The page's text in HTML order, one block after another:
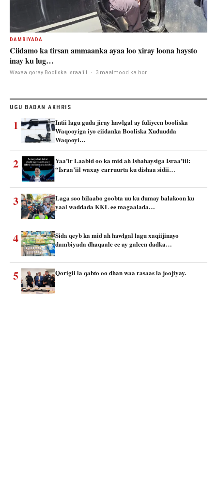
DAMBIYADA
Ciidamo ka tirsan ammaanka ayaa loo xiray loona haysto
inay ku lug…
Waxaa qoray Booliska Israa'iil · 3 maalmood ka hor
UGU BADAN AKHRIS
1
Intii lagu guda jiray hawlgal ay fuliyeen booliska
Waqooyiga iyo ciidanka Booliska Xuduudda
Waqooyi…
2
Yaa’ir Laabid oo ka mid ah Isbahaysiga Israa’iil:
“Israa’iil waxay carruurta ku dishaa sidii…
3
Laga soo bilaabo goobta uu ku dumay balakoon ku
yaal waddada KKL ee magaalada…
4
Sida qeyb ka mid ah hawlgal lagu xaqiijinayo
dambiyada dhaqaale ee ay galeen dadka…
5 Qorigii la qabto oo dhan waa rasaas la joojiyay.